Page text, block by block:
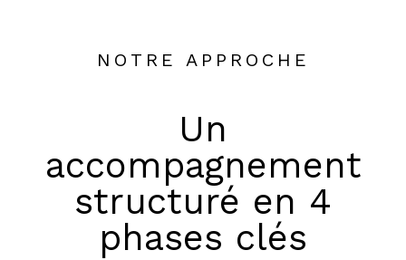
NOTRE APPROCHE
Un
accompagnement
structuré en 4
phases clés